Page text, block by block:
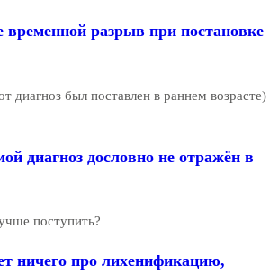
временной разрыв при постановке
диагноз был поставлен в раннем возрасте)
диагноз дословно не отражён в
поступить?
ничего про лихенификацию,